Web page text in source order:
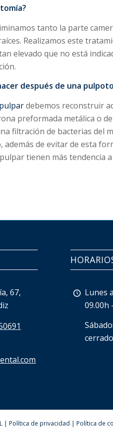
tanto la parte
Realizamos este
elevado que no está
después de una
debemos reconstruir
preformada metálica o
filtración de bacterias del
de evitar de esta
tienen más tendencia
67,
Lunes
09.00h
|Política de privacidad |Política de